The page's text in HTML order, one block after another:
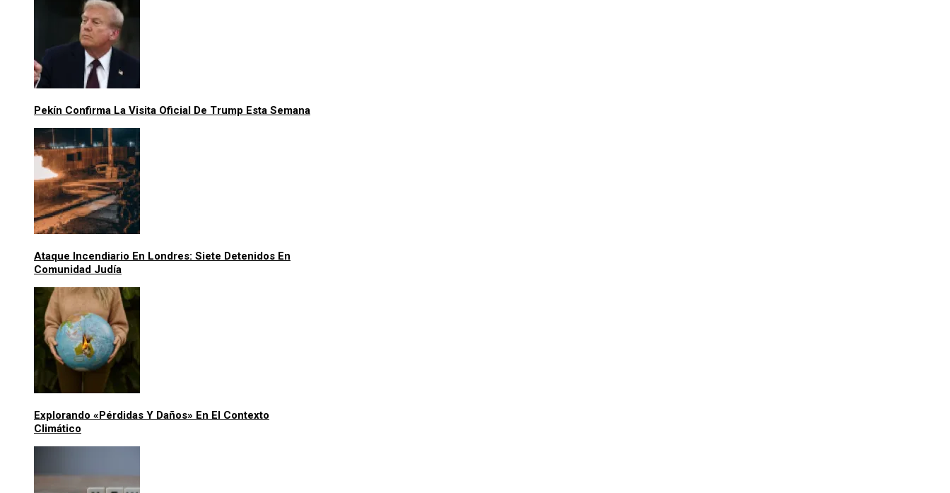
Pekín Confirma La Visita Oficial De Trump Esta Semana
Ataque Incendiario En Londres: Siete Detenidos En
Comunidad Judía
Explorando «pérdidas Y Daños» En El Contexto
Climático